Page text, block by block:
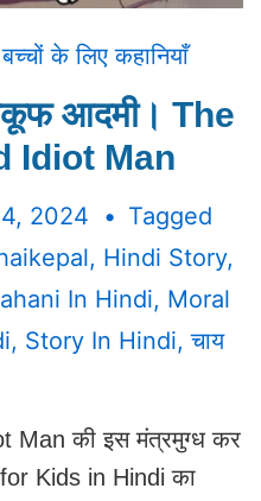
बच्चों के लिए कहानियाँ
आदमी। The
Idiot Man
2024
Tagged
, Hindi Story,
In Hindi, Moral
, Story In Hindi,चाय
Man की इस मंत्रमुग्ध कर
Kids in Hindi का